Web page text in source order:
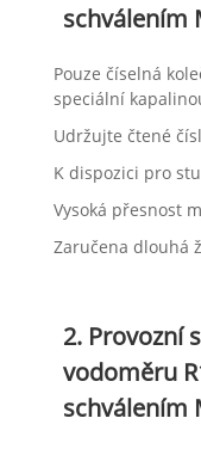
schválením
Pouze číselná
speciální
Udržujte čtené
K dispozici pro
Vysoká přesnost
Zaručena dlouhá
2. Provozní
vodoměru
schválením